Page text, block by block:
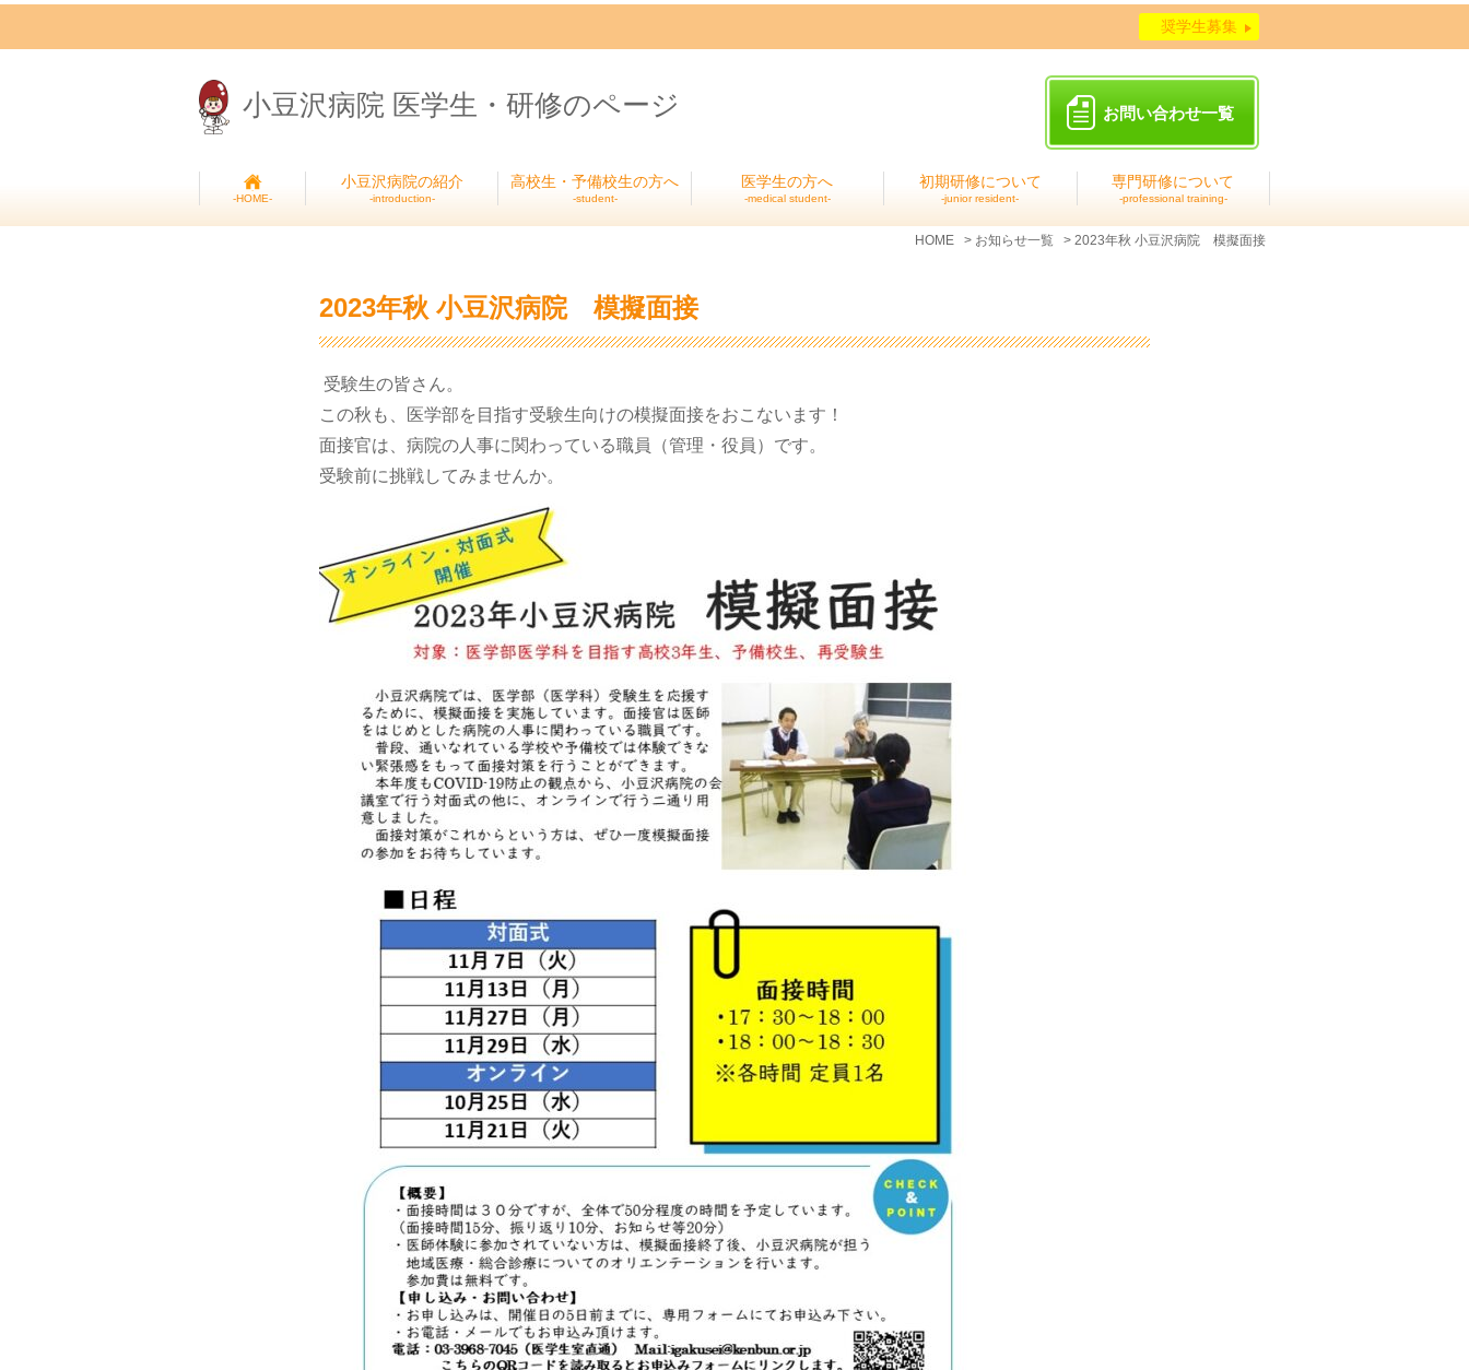
奨学生募集
小豆沢病院 医学生・研修のページ お問い合わせ一覧
HOME
小豆沢病院の紹介
introduction
高校生・予備校生の方へ
student
医学生の方へ
medical student
初期研修について
junior resident
専門研修について
professional training
HOME お知らせ一覧 2023年秋 小豆沢病院 模擬面接
2023年秋 小豆沢病院 模擬面接
受験生の皆さん。
この秋も、医学部を目指す受験生向けの模擬面接をおこないます！
面接官は、病院の人事に関わっている職員（管理・役員）です。
受験前に挑戦してみませんか。